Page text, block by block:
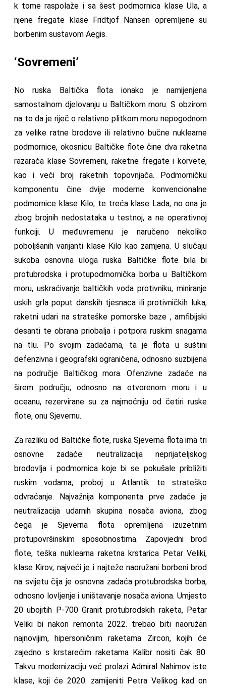
k tome raspolaže i sa šest podmornica klase Ula, a
njene fregate klase Fridtjof Nansen opremljene su
borbenim sustavom Aegis.
‘Sovremeni’
No ruska Baltička flota ionako je namijenjena
samostalnom djelovanju u Baltičkom moru. S obzirom
na to da je riječ o relativno plitkom moru nepogodnom
za velike ratne brodove ili relativno bučne nuklearne
podmornice, okosnicu Baltičke flote čine dva raketna
razarača klase Sovremeni, raketne fregate i korvete,
kao i veći broj raketnih topovnjača. Podmorničku
komponentu čine dvije moderne konvencionalne
podmornice klase Kilo, te treća klase Lada, no ona je
zbog brojnih nedostataka u testnoj, a ne operativnoj
funkciji. U međuvremenu je naručeno nekoliko
poboljšanih varijanti klase Kilo kao zamjena. U slučaju
sukoba osnovna uloga ruska Baltičke flote bila bi
protubrodska i protupodmornička borba u Baltičkom
moru, uskraćivanje baltičkih voda protivniku, miniranje
uskih grla poput danskih tjesnaca ili protivničkih luka,
raketni udari na strateške pomorske baze , amfibijski
desanti te obrana priobalja i potpora ruskim snagama
na tlu. Po svojim zadaćama, ta je flota u suštini
defenzivna i geografski ograničena, odnosno suzbijena
na područje Baltičkog mora. Ofenzivne zadaće na
širem području, odnosno na otvorenom moru i u
oceanu, rezervirane su za najmoćniju od četiri ruske
flote, onu Sjevernu.
Za razliku od Baltičke flote, ruska Sjeverna flota ima tri
osnovne zadaće: neutralizacija neprijateljskog
brodovlja i podmornica koje bi se pokušale približiti
ruskim vodama, proboj u Atlantik te strateško
odvraćanje. Najvažnija komponenta prve zadaće je
neutralizacija udarnih skupina nosača aviona, zbog
čega je Sjeverna flota opremljena izuzetnim
protupovršinskim sposobnostima. Zapovjedni brod
flote, teška nuklearna raketna krstarica Petar Veliki,
klase Kirov, najveći je i najteže naoružani borbeni brod
na svijetu čija je osnovna zadaća protubrodska borba,
odnosno lovljenje i uništavanje nosača aviona. Umjesto
20 ubojitih P-700 Granit protubrodskih raketa, Petar
Veliki bi nakon remonta 2022. trebao biti naoružan
najnovijim, hipersoničnim raketama Zircon, kojih će
zajedno s krstarećim raketama Kalibr nositi čak 80.
Takvu modernizaciju već prolazi Admiral Nahimov iste
klase, koji će 2020. zamijeniti Petra Velikog kad on